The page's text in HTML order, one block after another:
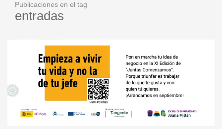
Publicaciones en el tag
entradas